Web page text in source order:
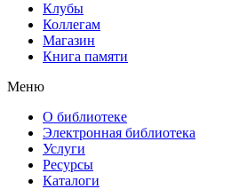
Клубы
Коллегам
Магазин
Книга памяти
Меню
О библиотеке
Электронная библиотека
Услуги
Ресурсы
Каталоги